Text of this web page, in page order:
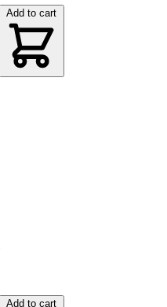
Add to cart
Add to cart